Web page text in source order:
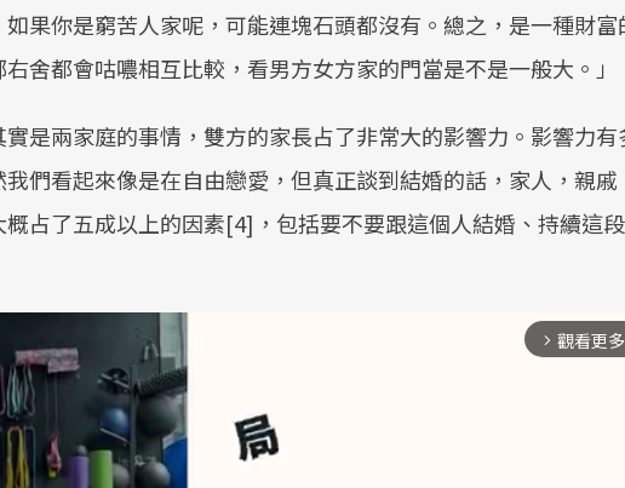
果你是窮苦人家呢，可能連塊石頭都沒有。總之，是一種財富
舍都會咕噥相互比較，看男方女方家的門當是不是一般大。」
是兩家庭的事情，雙方的家長占了非常大的影響力。影響力有
們看起來像是在自由戀愛，但真正談到結婚的話，家人，親戚
占了五成以上的因素[4]，包括要不要跟這個人結婚、持續這
arrow_forward_ios 觀看更多